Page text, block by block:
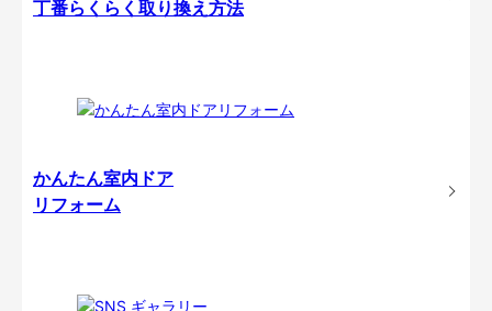
丁番らくらく取り換え方法
かんたん室内ドア
リフォーム